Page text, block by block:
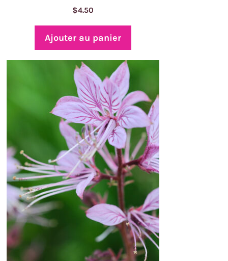
$4.50
Ajouter au panier